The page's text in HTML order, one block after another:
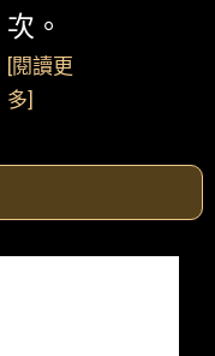
次。
[閱讀更
多]